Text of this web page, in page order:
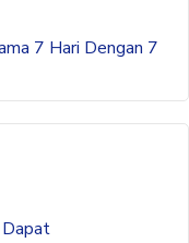
7 Hari Dengan 7